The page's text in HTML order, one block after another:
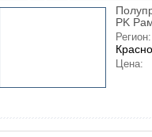
PK
Регион:
Цена: